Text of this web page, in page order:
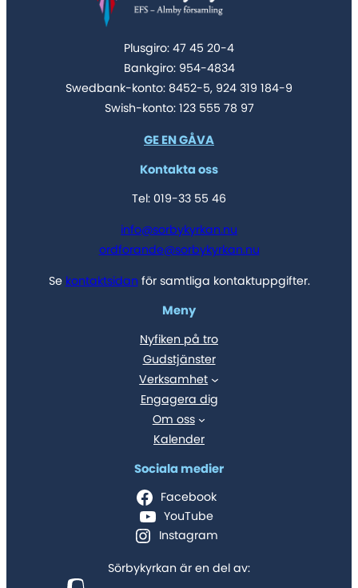
Plusgiro: 47 45 20-4
Bankgiro: 954-4834
Swedbank-konto: 8452-5, 924 319 184-9
Swish-konto: 123 555 78 97
GE EN GÅVA
Kontakta oss
Tel: 019-33 55 46
info@sorbykyrkan.nu
ordforande@sorbykyrkan.nu
Se kontaktsidan för samtliga kontaktuppgifter.
Meny
Nyfiken på tro
Gudstjänster
Verksamhet
Engagera dig
Om oss
Kalender
Sociala medier
Facebook
YouTube
Instagram
Sörbykyrkan är en del av: